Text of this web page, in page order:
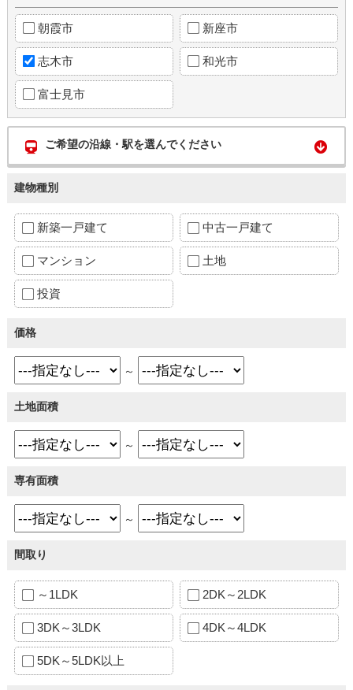
朝霞市 新座市
志木市 和光市
富士見市
ご希望の沿線・駅を選んでください
建物種別
新築一戸建て 中古一戸建て
マンション 土地
投資
価格
～
土地面積
～
専有面積
～
間取り
～1LDK 2DK～2LDK
3DK～3LDK 4DK～4LDK
5DK～5LDK以上